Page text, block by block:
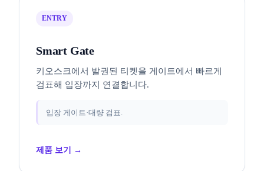
ENTRY
Smart Gate
키오스크에서 발권된 티켓을 게이트에서 빠르게
검표해 입장까지 연결합니다.
입장 게이트·대량 검표.
제품 보기 →